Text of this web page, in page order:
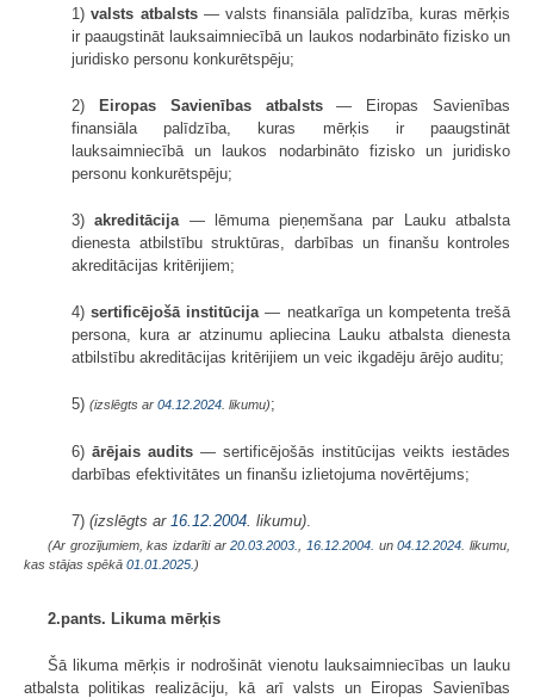
1)valsts atbalsts— valsts finansiāla palīdzība, kuras mērķis
ir paaugstināt lauksaimniecībā un laukos nodarbināto fizisko un
juridisko personu konkurētspēju;
2) Eiropas Savienības atbalsts— Eiropas Savienības
finansiāla palīdzība, kuras mērķis ir paaugstināt
lauksaimniecībā un laukos nodarbināto fizisko un juridisko
personu konkurētspēju;
3)akreditācija — lēmuma pieņemšana par Lauku atbalsta
dienesta atbilstību struktūras, darbības un finanšu kontroles
akreditācijas kritērijiem;
4)sertificējošā institūcija — neatkarīga un kompetenta trešā
persona, kura ar atzinumu apliecina Lauku atbalsta dienesta
atbilstību akreditācijas kritērijiem un veic ikgadēju ārējo auditu;
5) (izslēgts ar 04.12.2024 . likumu);
6) ārējais audits — sertificējošās institūcijas veikts iestādes
darbības efektivitātes un finanšu izlietojuma novērtējums;
7) (izslēgts ar 16.12.2004 . likumu)
(Ar grozījumiem, kas izdarīti ar20.03.2003. 16.12.2004. un04.12.2024 . likumu,
kas stājas spēkā 01.01.2025. )
2.pants. Likuma mērķis
Šā likuma mērķis ir nodrošināt vienotu lauksaimniecības un lauku
atbalsta politikas realizāciju, kā arī valsts un Eiropas Savienības